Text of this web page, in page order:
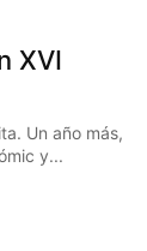
XVI
Un año más,
y...